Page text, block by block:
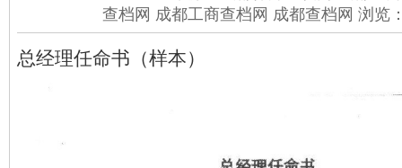
查档网 成都工商查档网 成都查档网 浏览
总经理任命书（样本）